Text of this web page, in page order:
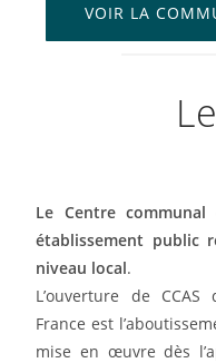
VOIR LA
Le Centre communal
établissement public
niveau local.
L’ouverture de
France est
mise en œuvre dès